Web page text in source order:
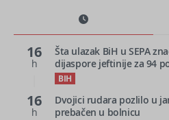
16
h
Šta ulazak BiH u SEPA
dijaspore jeftinije za 94
BIH
16
h
Dvojici rudara pozlilo u
prebačen u bolnicu